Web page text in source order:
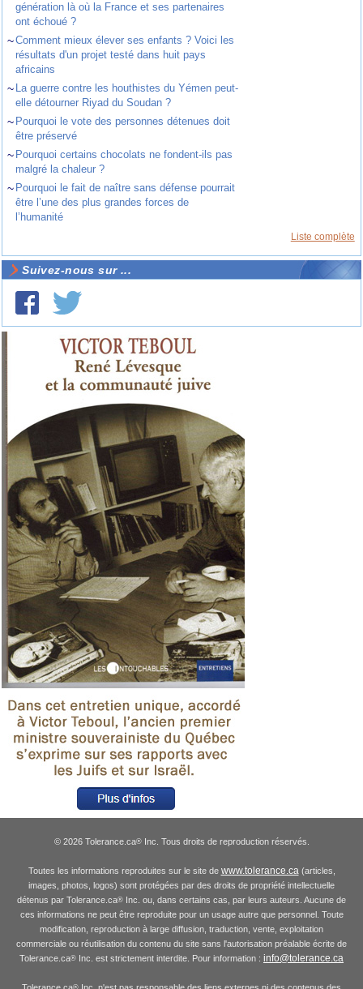
génération là où la France et ses partenaires
ont échoué ?
~Comment mieux élever ses enfants ? Voici les
résultats d'un projet testé dans huit pays
africains
~ La guerre contre les houthistes du Yémen peut-
elle détourner Riyad du Soudan ?
~ Pourquoi le vote des personnes détenues doit
être préservé
~ Pourquoi certains chocolats ne fondent-ils pas
malgré la chaleur ?
~ Pourquoi le fait de naître sans défense pourrait
être l’une des plus grandes forces de
l’humanité
Liste complète
Suivez-nous sur ...
© 2026 Tolerance.ca®Inc. Tous droits de reproduction réservés.
Toutes les informations reproduites sur le site de www.tolerance.ca(articles,
images, photos, logos) sont protégées par des droits de propriété intellectuelle
détenus par Tolerance.ca® Inc. ou, dans certains cas, par leurs auteurs. Aucune de
ces informations ne peut être reproduite pour un usage autre que personnel. Toute
modification, reproduction à large diffusion, traduction, vente, exploitation
commerciale ou réutilisation du contenu du site sans l'autorisation préalable écrite de
Tolerance.ca® Inc. est strictement interdite. Pour information : info@tolerance.ca